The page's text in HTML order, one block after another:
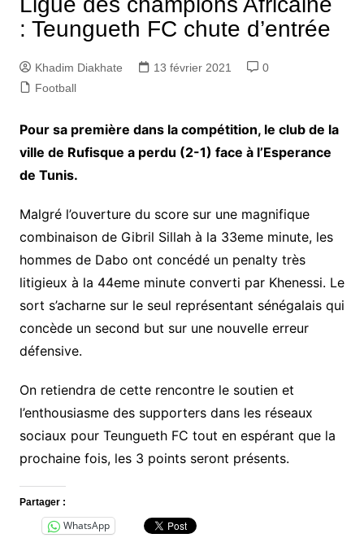
: Teungueth FC chute d’entrée
Khadim Diakhate 13 février 2021
0
Football
Pour sa première dans la compétition, le club de la
ville de Rufisque a perdu (2-1) face à l’Esperance
de Tunis.
Malgré l’ouverture du score sur une magnifique
combinaison de Gibril Sillah à la 33eme minute, les
hommes de Dabo ont concédé un penalty très
litigieux à la 44eme minute converti par Khenessi. Le
sort s’acharne sur le seul représentant sénégalais qui
concède un second but sur une nouvelle erreur
défensive.
On retiendra de cette rencontre le soutien et
l’enthousiasme des supporters dans les réseaux
sociaux pour Teungueth FC tout en espérant que la
prochaine fois, les 3 points seront présents.
Partager :
WhatsApp